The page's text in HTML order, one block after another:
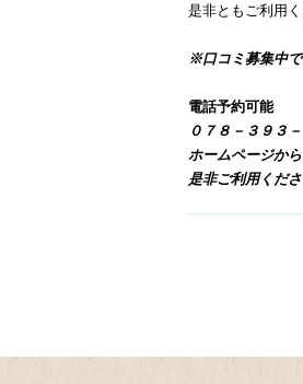
是非ともご利用
※口コミ募集中
電話予約可能
０７８－３９３
ホームページか
是非ご利用くださ